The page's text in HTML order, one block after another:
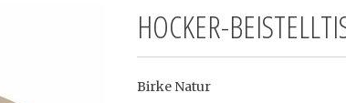
HOCKER-
Birke Natur